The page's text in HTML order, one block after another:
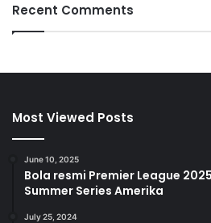
Recent Comments
Most Viewed Posts
June 10, 2025
Bola resmi Premier League
Summer Series Amerika
July 25, 2024